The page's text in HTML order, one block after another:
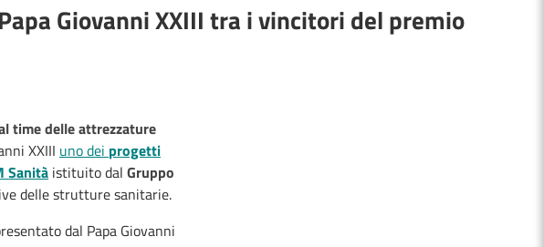
Giovanni XXIII tra i vincitori del premio
time delle attrezzature
XXIII uno dei progetti
Sanità istituito dal Gruppo
delle strutture sanitarie.
dal Papa Giovanni